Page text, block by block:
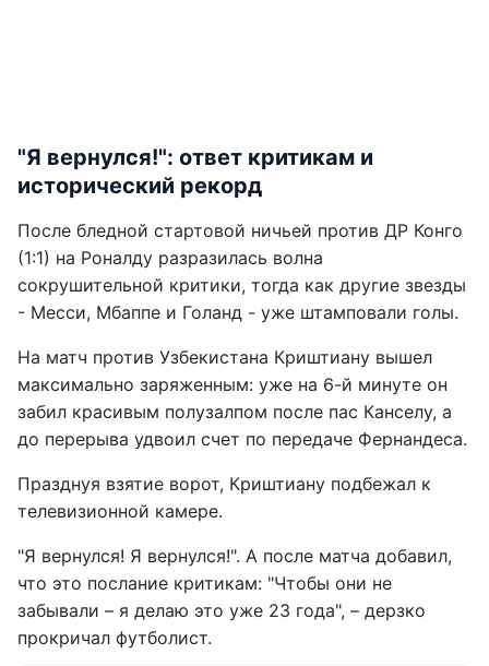
"Я вернулся!": ответ критикам и
исторический рекорд
После бледной стартовой ничьей против ДР Конго
(1:1) на Роналду разразилась волна
сокрушительной критики, тогда как другие звезды
- Месси, Мбаппе и Голанд - уже штамповали голы.
На матч против Узбекистана Криштиану вышел
максимально заряженным: уже на 6-й минуте он
забил красивым полузалпом после пас Канселу, а
до перерыва удвоил счет по передаче Фернандеса.
Празднуя взятие ворот, Криштиану подбежал к
телевизионной камере.
"Я вернулся! Я вернулся!". А после матча добавил,
что это послание критикам: "Чтобы они не
забывали – я делаю это уже 23 года", – дерзко
прокричал футболист.